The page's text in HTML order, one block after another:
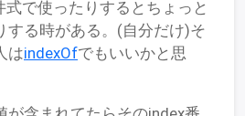
式で使ったりするとちょっと
する時がある。(自分だけ)そ
はindexOfでもいいかと思